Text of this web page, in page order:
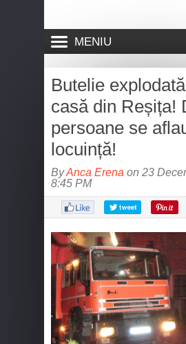
MENIU
Butelie
casă din Reșița!
persoane se
locuință!
ByAnca Erena on 23
8:45 PM